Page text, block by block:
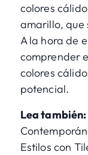
colores
amarillo, que
A la hora de
comprender
colores
potencial.
Lea también:
Estilos con